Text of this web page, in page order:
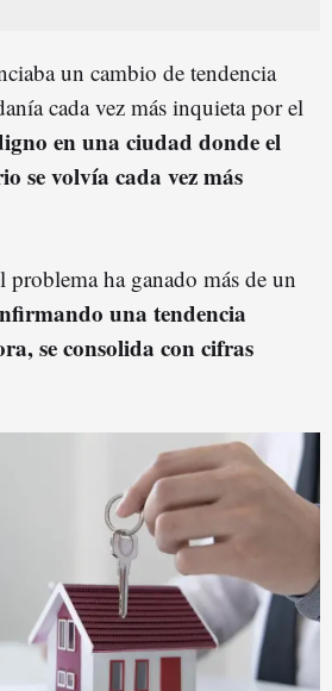
un cambio de tendencia
cada vez más inquieta por el
en una ciudad donde el
se volvía cada vez más
problema ha ganado más de un
una tendencia
se consolida con cifras